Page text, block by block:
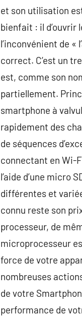
et son utilisation
bienfait : il d’ouvrir
l’inconvénient de «
correct. C’est un
est, comme son
partiellement.
smartphone à
rapidement des
de séquences
connectant en Wi-
l’aide d’une micro
différentes et
connu reste son
processeur, de
microprocesseur
force de votre
nombreuses
de votre
performance de